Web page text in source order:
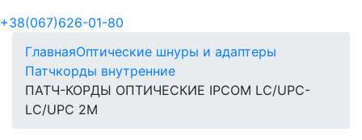
+38(067)626-01-80
ГлавнаяОптические шнуры и адаптеры
Патчкорды внутренние
ПАТЧ-КОРДЫ ОПТИЧЕСКИЕ IPCOM LC/UPC-
LC/UPC 2M